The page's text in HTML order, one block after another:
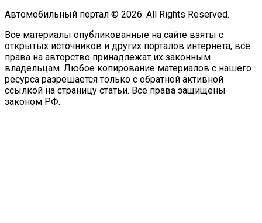
Автомобильный портал © 2026. All Rights Reserved.
Все материалы опубликованные на сайте взяты с
открытых источников и других порталов интернета, все
права на авторство принадлежат их законным
владельцам. Любое копирование материалов с нашего
ресурса разрешается только с обратной активной
ссылкой на страницу статьи. Все права защищены
законом РФ.